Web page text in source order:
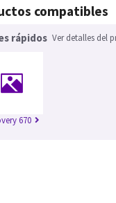
compatibles
rápidos Ver detalles del
670